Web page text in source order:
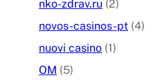
nko-zdrav.ru (2)
novos-casinos-pt (4)
nuovi casino (1)
OM (5)